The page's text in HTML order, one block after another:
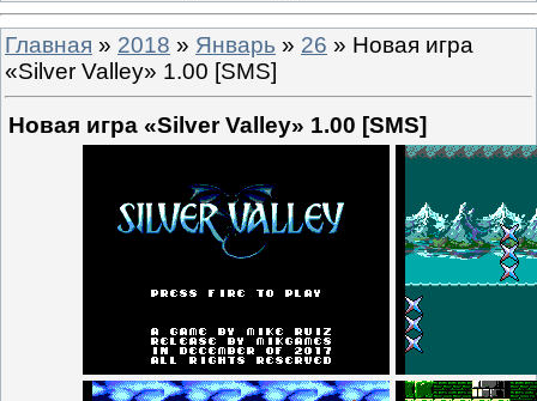
Главная » 2018 » Январь » 26 » Новая игра
«Silver Valley» 1.00 [SMS]
Новая игра «Silver Valley» 1.00 [SMS]